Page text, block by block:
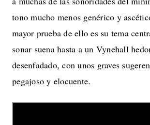
tono mucho menos genérico y
mayor prueba de ello es su tema
sonar suena hasta a un Vynehall
desenfadado, con unos graves
pegajoso y elocuente.